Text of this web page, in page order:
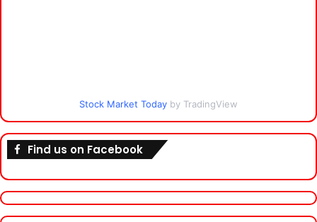
Stock Market Today by TradingView
Find us on Facebook